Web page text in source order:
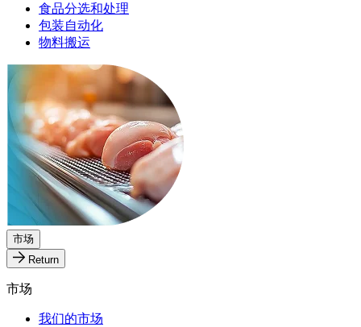
食品分选和处理
包装自动化
物料搬运
市场
Return
市场
我们的市场